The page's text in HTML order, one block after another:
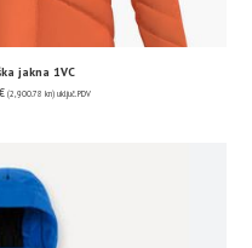
jakna 1VC
€ (2,900.78 kn) uključ. PDV